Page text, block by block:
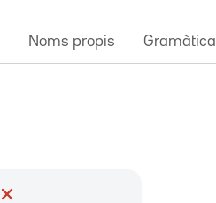
Noms propis Gramàtica